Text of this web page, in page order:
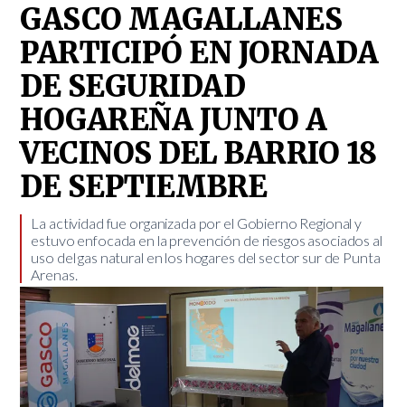
GASCO MAGALLANES
PARTICIPÓ EN JORNADA
DE SEGURIDAD
HOGAREÑA JUNTO A
VECINOS DEL BARRIO 18
DE SEPTIEMBRE
La actividad fue organizada por el Gobierno Regional y
estuvo enfocada en la prevención de riesgos asociados al
uso del gas natural en los hogares del sector sur de Punta
Arenas.